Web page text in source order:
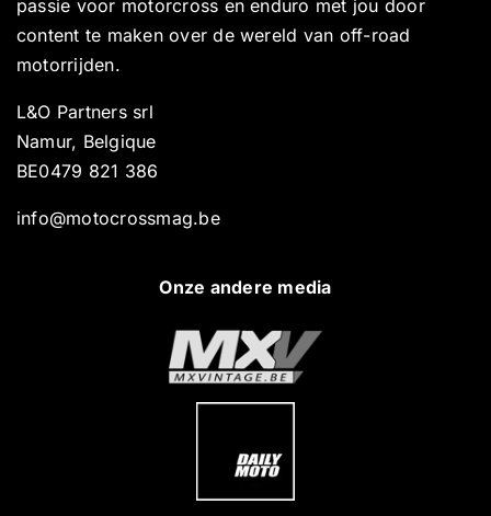
passie voor motorcross en enduro met jou door
content te maken over de wereld van off-road
motorrijden.
L&O Partners srl
Namur, Belgique
BE0479 821 386
info@motocrossmag.be
Onze andere media